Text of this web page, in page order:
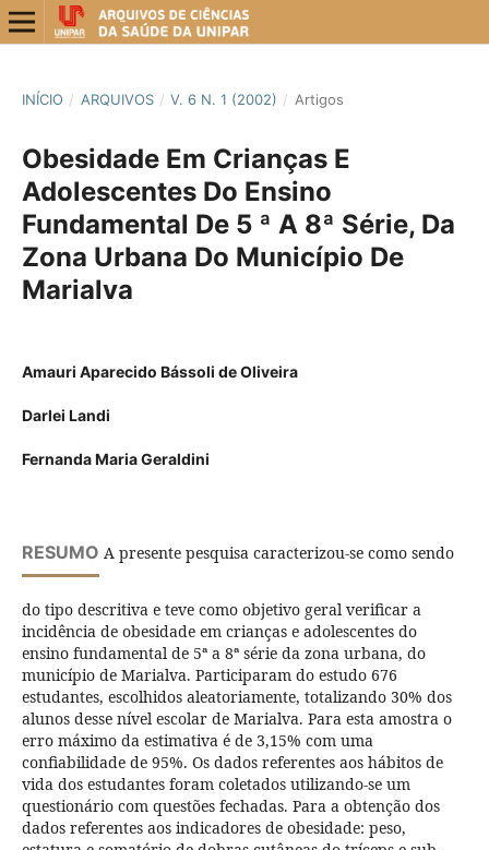
INÍCIO / ARQUIVOS / V. 6 N. 1 (2002) / Artigos
Obesidade Em Crianças E
Adolescentes Do Ensino
Fundamental De 5 ª A 8ª Série, Da
Zona Urbana Do Município De
Marialva
Amauri Aparecido Bássoli de Oliveira
Darlei Landi
Fernanda Maria Geraldini
RESUMO A presente pesquisa caracterizou-se como sendo
do tipo descritiva e teve como objetivo geral verificar a
incidência de obesidade em crianças e adolescentes do
ensino fundamental de 5ª a 8ª série da zona urbana, do
município de Marialva. Participaram do estudo 676
estudantes, escolhidos aleatoriamente, totalizando 30% dos
alunos desse nível escolar de Marialva. Para esta amostra o
erro máximo da estimativa é de 3,15% com uma
confiabilidade de 95%. Os dados referentes aos hábitos de
vida dos estudantes foram coletados utilizando-se um
questionário com questões fechadas. Para a obtenção dos
dados referentes aos indicadores de obesidade: peso,